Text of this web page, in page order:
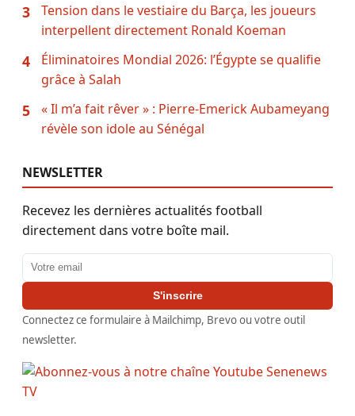
3
Tension dans le vestiaire du Barça, les joueurs
interpellent directement Ronald Koeman
4
Éliminatoires Mondial 2026: l’Égypte se qualifie
grâce à Salah
5
« Il m’a fait rêver » : Pierre-Emerick Aubameyang
révèle son idole au Sénégal
NEWSLETTER
Recevez les dernières actualités football
directement dans votre boîte mail.
Adresse email
S'inscrire
Connectez ce formulaire à Mailchimp, Brevo ou votre outil
newsletter.